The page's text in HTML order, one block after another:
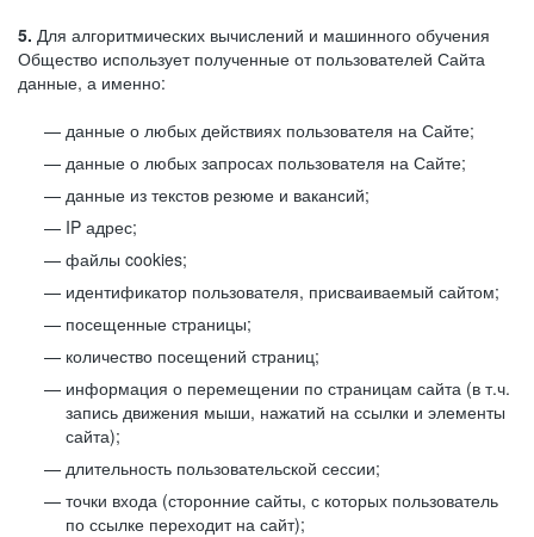
5. Для алгоритмических вычислений и машинного обучения
Общество использует полученные от пользователей Сайта
данные, а именно:
данные о любых действиях пользователя на Сайте;
данные о любых запросах пользователя на Сайте;
данные из текстов резюме и вакансий;
IP адрес;
файлы cookies;
идентификатор пользователя, присваиваемый сайтом;
посещенные страницы;
количество посещений страниц;
информация о перемещении по страницам сайта (в т.ч.
запись движения мыши, нажатий на ссылки и элементы
сайта);
длительность пользовательской сессии;
точки входа (сторонние сайты, с которых пользователь
по ссылке переходит на сайт);